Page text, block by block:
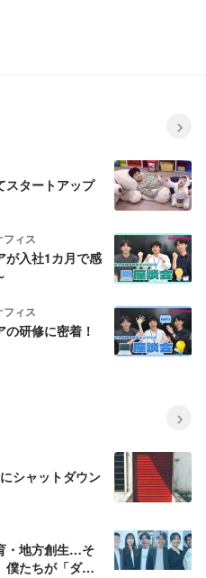
スタートアップ
ィス
が入社1カ月で感
ィス
の研修に密着！
シャットダウン
・地方創生…そ
僕たちが「ダイ